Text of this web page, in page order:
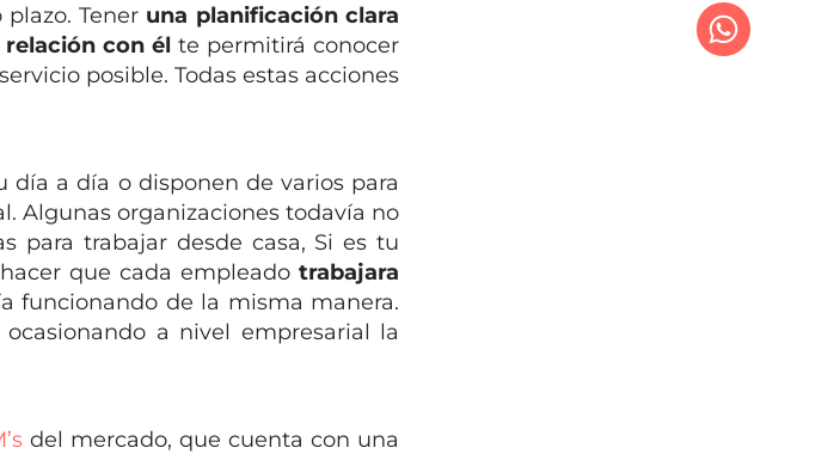
Tener una planificación clara
con él te permitirá conocer
posible. Todas estas acciones
día a día o disponen de varios para
Algunas organizaciones todavía no
para trabajar desde casa, Si es tu
que cada empleado trabajara
funcionando de la misma manera.
a nivel empresarial la
del mercado, que cuenta con una